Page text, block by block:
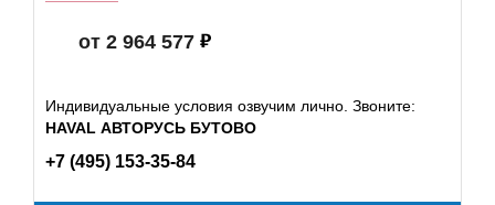
от 2 964 577
Индивидуальные условия озвучим лично. Звоните:
HAVAL АВТОРУСЬ БУТОВО
+7 (495) 153-35-84